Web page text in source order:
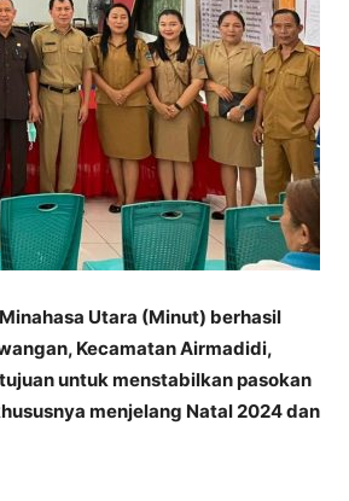
Utara (Minut) berhasil
Kecamatan Airmadidi,
untuk menstabilkan pasokan
menjelang Natal 2024 dan